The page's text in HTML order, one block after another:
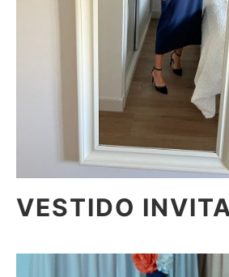
VESTIDO